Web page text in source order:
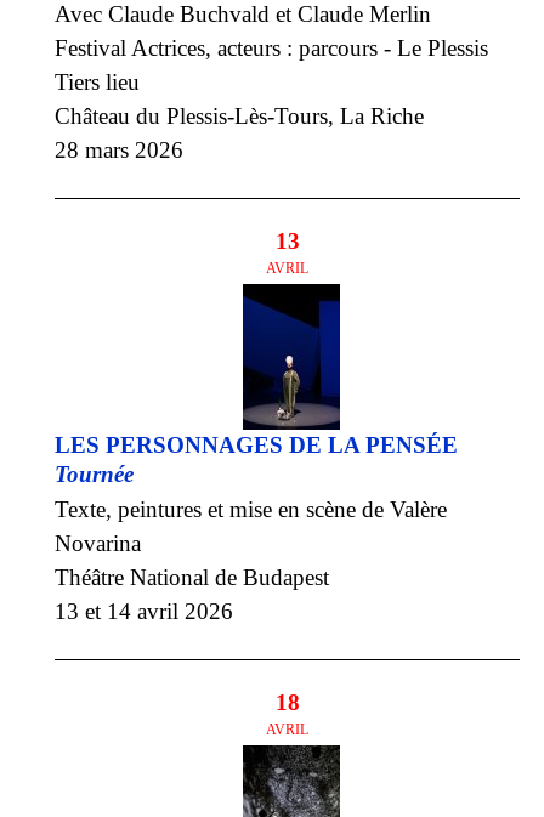
Avec Claude Buchvald et Claude Merlin
Festival Actrices, acteurs : parcours - Le Plessis
Tiers lieu
Château du Plessis-Lès-Tours, La Riche
28 mars 2026
13
AVRIL
LES PERSONNAGES DE LA PENSÉE
Tournée
Texte, peintures et mise en scène de Valère
Novarina
Théâtre National de Budapest
13 et 14 avril 2026
18
AVRIL